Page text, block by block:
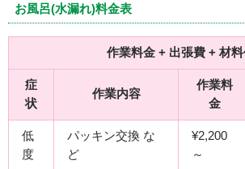
お風呂(水漏れ)料金表
作業料金 + 出張費 + 材
症
状
作業内容
作業料
金
低
度
パッキン交換 な
ど
¥2,200
～